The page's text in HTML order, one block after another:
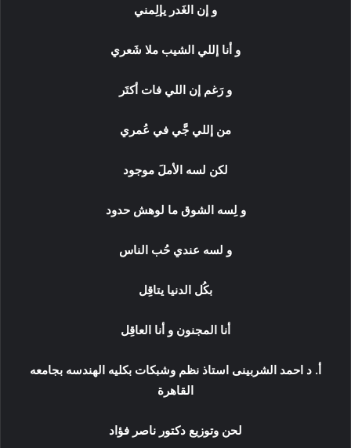
و إن الغَدر يإلِمني
و أنا إللي الشيب ملا شَعري
و رَغم إن اللي فات أكتَر
من إللي جَّي في عُمري
لكن لسه الأملَ موجود
و لِسه الشوق ما لوهش حدود
و لسه عندي حُب الناس
بكُل الدنيا يتاقِل
أنا المجنون و أنا العاقِل
أ. د احمد الشربينى استاذ نظم وشبكات بكليه الهندسه بجامعه
القاهرة
لحن وتوزيع دكتور ناصر فؤاد